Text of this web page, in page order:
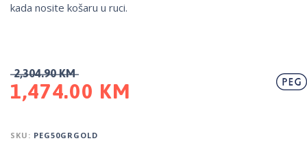
kada nosite košaru u ruci.
2,304.90KM
1,474.00 KM
SKU: PEG50GRGOLD